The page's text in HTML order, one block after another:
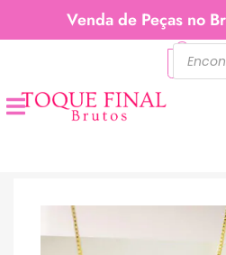
Venda de Peças no